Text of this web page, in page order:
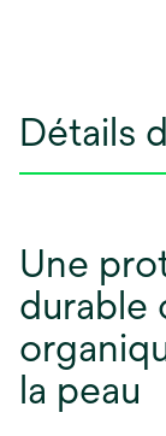
Détails
Une
durable
la peau